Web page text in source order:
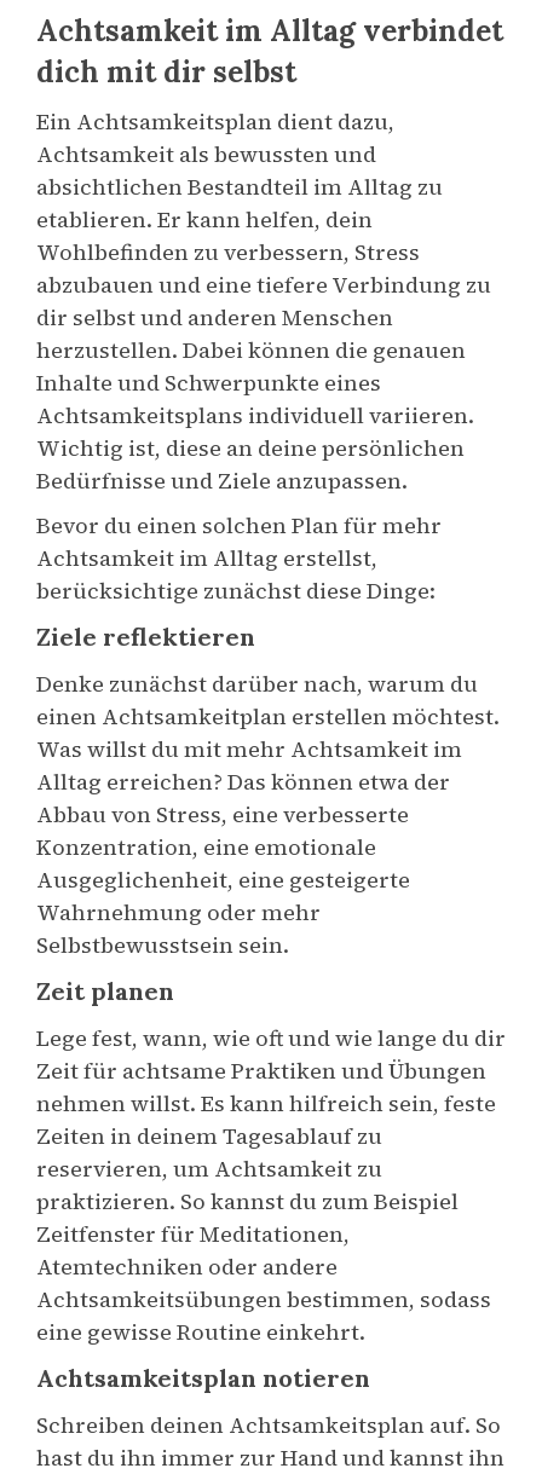
Achtsamkeit im Alltag verbindet
dich mit dir selbst
Ein Achtsamkeitsplan dient dazu,
Achtsamkeit als bewussten und
absichtlichen Bestandteil im Alltag zu
etablieren. Er kann helfen, dein
Wohlbefinden zu verbessern, Stress
abzubauen und eine tiefere Verbindung zu
dir selbst und anderen Menschen
herzustellen. Dabei können die genauen
Inhalte und Schwerpunkte eines
Achtsamkeitsplans individuell variieren.
Wichtig ist, diese an deine persönlichen
Bedürfnisse und Ziele anzupassen.
Bevor du einen solchen Plan für mehr
Achtsamkeit im Alltag erstellst,
berücksichtige zunächst diese Dinge:
Ziele reflektieren
Denke zunächst darüber nach, warum du
einen Achtsamkeitplan erstellen möchtest.
Was willst du mit mehr Achtsamkeit im
Alltag erreichen? Das können etwa der
Abbau von Stress, eine verbesserte
Konzentration, eine emotionale
Ausgeglichenheit, eine gesteigerte
Wahrnehmung oder mehr
Selbstbewusstsein sein.
Zeit planen
Lege fest, wann, wie oft und wie lange du dir
Zeit für achtsame Praktiken und Übungen
nehmen willst. Es kann hilfreich sein, feste
Zeiten in deinem Tagesablauf zu
reservieren, um Achtsamkeit zu
praktizieren. So kannst du zum Beispiel
Zeitfenster für Meditationen,
Atemtechniken oder andere
Achtsamkeitsübungen bestimmen, sodass
eine gewisse Routine einkehrt.
Achtsamkeitsplan notieren
Schreiben deinen Achtsamkeitsplan auf. So
hast du ihn immer zur Hand und kannst ihn